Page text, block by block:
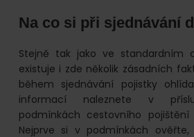
Na co si při sjednávání
Stejně tak jako ve standardním
existuje i zde několik zásadních
během sjednávání pojistky
informací naleznete v
podmínkách cestovního pojištění
Nejprve si v podmínkách